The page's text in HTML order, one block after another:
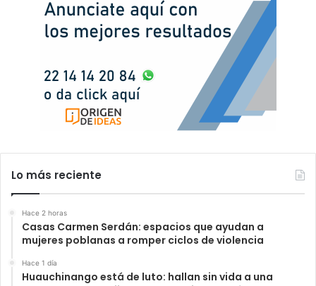
Lo más reciente
Hace 2 horas
Casas Carmen Serdán: espacios que ayudan a
mujeres poblanas a romper ciclos de violencia
Hace 1 día
Huauchinango está de luto: hallan sin vida a una